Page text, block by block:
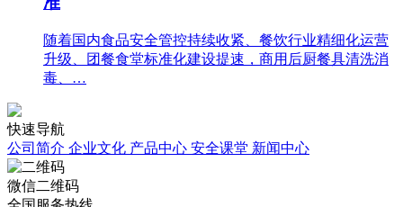
随着国内食品安全管控持续收紧、餐饮行业精细化运营
升级、团餐食堂标准化建设提速，商用后厨餐具清洗消
毒、…
快速导航
公司简介 企业文化 产品中心 安全课堂 新闻中心
微信二维码